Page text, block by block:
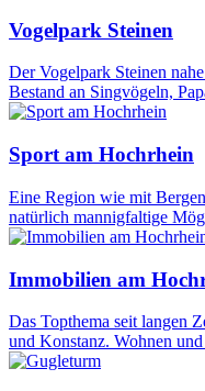
Vogelpark Steinen
Der Vogelpark Steinen
Bestand an Singvögeln,
Sport am Hochrhein
Eine Region wie mit
natürlich mannigfaltige
Immobilien am
Das Topthema seit langen
und Konstanz. Wohnen